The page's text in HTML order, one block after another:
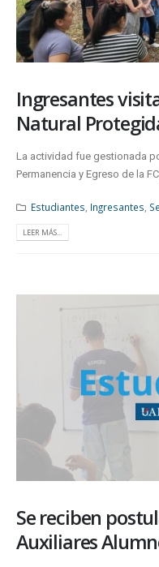
Ingresantes
Natural
La actividad fue gestionada
Permanencia y Egreso de la
Estudiantes, Ingresantes,
LEER MÁS...
Se reciben
Auxiliares